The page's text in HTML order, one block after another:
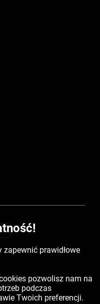
prawidłowe
pozwolisz nam na
podczas
Twoich preferencji.